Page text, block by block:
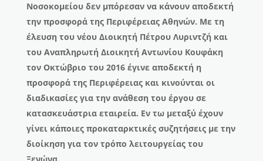
Νοσοκομείου δεν μπόρεσαν να κάνουν αποδεκτή
την προσφορά της Περιφέρειας Αθηνών. Με τη
έλευση του νέου Διοικητή Πέτρου Λυριντζή και
του Αναπληρωτή Διοικητή Αντωνίου Κουφάκη
τον Οκτώβριο του 2016 έγινε αποδεκτή η
προσφορά της Περιφέρειας και κινούνται οι
διαδικασίες για την ανάθεση του έργου σε
κατασκευάστρια εταιρεία. Εν τω μεταξύ έχουν
γίνει κάποιες προκαταρκτικές συζητήσεις με την
διοίκηση για τον τρόπο λειτουργείας του